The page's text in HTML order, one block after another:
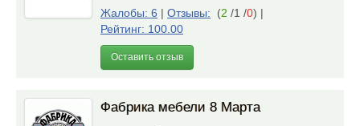
Жалобы: 6 | Отзывы: (2 /1 /0) |
Рейтинг: 100.00
Оставить отзыв
Фабрика мебели 8 Марта